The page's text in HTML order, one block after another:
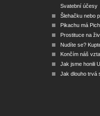
Svatební účesy
Šlehačku nebo
Pikachu má
Prostituce na
Nudíte se?
Končím náš
Jak jsme honili
Jak dlouho trvá